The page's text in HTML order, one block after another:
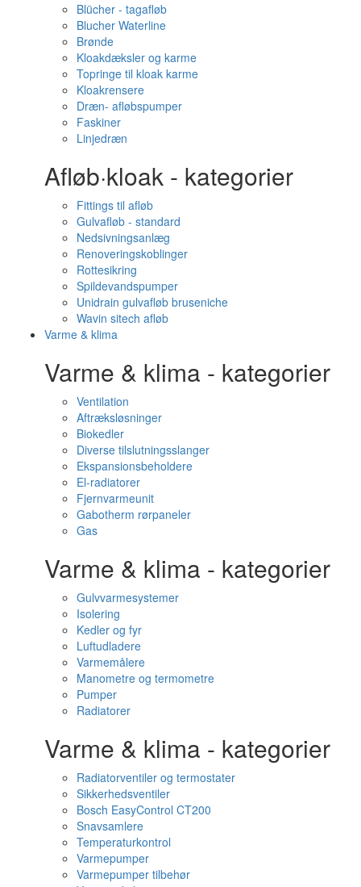
Blücher - tagafløb
Blucher Waterline
Brønde
Kloakdæksler og karme
Topringe til kloak karme
Kloakrensere
Dræn- afløbspumper
Faskiner
Linjedræn
Afløb·kloak - kategorier
Fittings til afløb
Gulvafløb - standard
Nedsivningsanlæg
Renoveringskoblinger
Rottesikring
Spildevandspumper
Unidrain gulvafløb bruseniche
Wavin sitech afløb
Varme & klima
Varme & klima - kategorier
Ventilation
Aftræksløsninger
Biokedler
Diverse tilslutningsslanger
Ekspansionsbeholdere
El-radiatorer
Fjernvarmeunit
Gabotherm rørpaneler
Gas
Varme & klima - kategorier
Gulvvarmesystemer
Isolering
Kedler og fyr
Luftudladere
Varmemålere
Manometre og termometre
Pumper
Radiatorer
Varme & klima - kategorier
Radiatorventiler og termostater
Sikkerhedsventiler
Bosch EasyControl CT200
Snavsamlere
Temperaturkontrol
Varmepumper
Varmepumper tilbehør